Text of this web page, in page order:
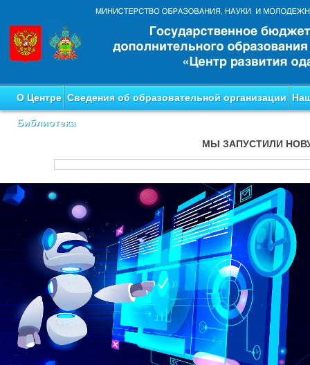
О Центре Сведения об образовательной организации
Библиотека
МЫ ЗАПУСТИЛИ